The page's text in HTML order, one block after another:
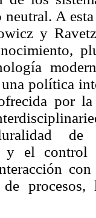
A
y
política
por
de
y el control
de